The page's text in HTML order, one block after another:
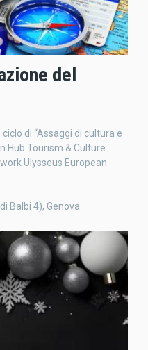
del
di “Assaggi di cultura e
Hub Tourism & Culture
Ulysseus European
Balbi 4), Genova